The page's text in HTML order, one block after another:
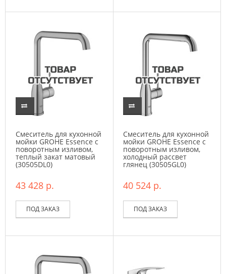
Смеситель для кухонной
мойки GROHE Essence с
поворотным изливом,
теплый закат матовый
(30505DL0)
43 428 р.
ПОД ЗАКАЗ
Смеситель для кухонной
мойки GROHE Essence с
поворотным изливом,
холодный рассвет
глянец (30505GL0)
40 524 р.
ПОД ЗАКАЗ